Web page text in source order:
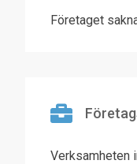
Företaget
Verksamheten